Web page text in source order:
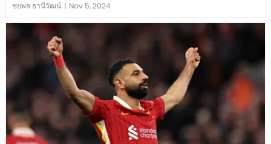
ชยพล ธานีวัฒน์ | Nov 5, 2024